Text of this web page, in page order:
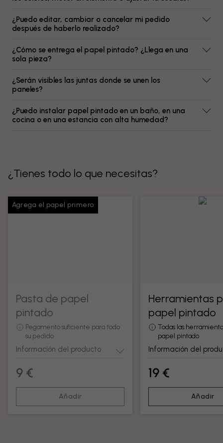
¿Puedo editar, cambiar o cancelar mi pedido
después de haberlo realizado?
¿Cómo se entrega el papel pintado? ¿Llega en una
sola pieza?
¿Serán visibles las juntas donde se unen los
paneles?
¿Puedo instalar papel pintado en un baño, en una
cocina o en una estancia con alta humedad?
¿Tienes todo lo que necesitas?
Agrega el papel primero
Pasta de papel
pintado
Pegamento suficiente para todo
su pedido
Información del producto
9 €
Añadir
Herramientas
papel pintado
Todas las
papel pintado
Información del
19 €
Añadir